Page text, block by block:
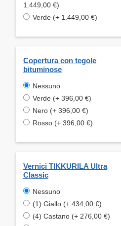
1.449,00 €)
Verde (+ 1.449,00 €)
Copertura con tegole
bituminose
Nessuno
Verde (+ 396,00 €)
Nero (+ 396,00 €)
Rosso (+ 396,00 €)
Vernici TIKKURILA Ultra
Classic
Nessuno
(1) Giallo (+ 434,00 €)
(4) Castano (+ 276,00 €)